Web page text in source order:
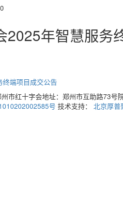
2025年智慧服务
端项目成交公告
市红十字会地址：郑州市互助路73号
号 技术支持： 北京厚普